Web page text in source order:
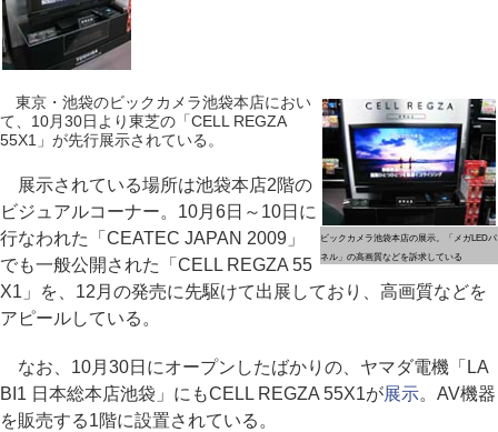
ビックカメラ池袋本店の展示。「メガLEDパ
ネル」の高画質などを訴求している
東京・池袋のビックカメラ池袋本店におい
て、10月30日より東芝の「CELL REGZA
55X1」が先行展示されている。
展示されている場所は池袋本店2階の
ビジュアルコーナー。10月6日～10日に
行なわれた「CEATEC JAPAN 2009」
でも一般公開された「CELL REGZA 55
X1」を、12月の発売に先駆けて出展しており、高画質などを
アピールしている。
なお、10月30日にオープンしたばかりの、ヤマダ電機「LA
BI1 日本総本店池袋」にもCELL REGZA 55X1が展示。AV機器
を販売する1階に設置されている。